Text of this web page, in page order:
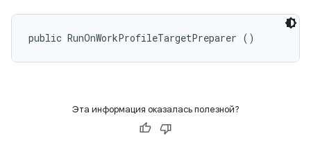
public RunOnWorkProfileTargetPreparer ()
Эта информация оказалась полезной?